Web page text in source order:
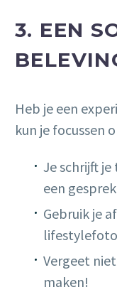
3. EEN
Heb je een
kun je focussen
Je schrijft
een
Gebruik je
Vergeet
maken!